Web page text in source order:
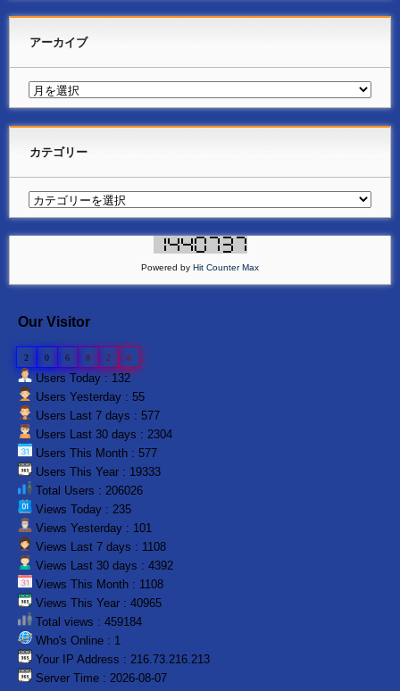
アーカイブ
カテゴリー
Powered by Hit Counter Max
Our Visitor
2 0 6 0 2 6
Users Today : 132
Users Yesterday : 55
Users Last 7 days : 577
Users Last 30 days : 2304
Users This Month : 577
Users This Year : 19333
Total Users : 206026
Views Today : 235
Views Yesterday : 101
Views Last 7 days : 1108
Views Last 30 days : 4392
Views This Month : 1108
Views This Year : 40965
Total views : 459184
Who's Online : 1
Your IP Address : 216.73.216.213
Server Time : 2026-08-07